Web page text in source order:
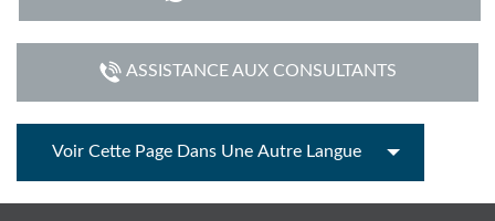
ASSISTANCE AUX CONSULTANTS
Voir Cette Page Dans Une Autre Langue